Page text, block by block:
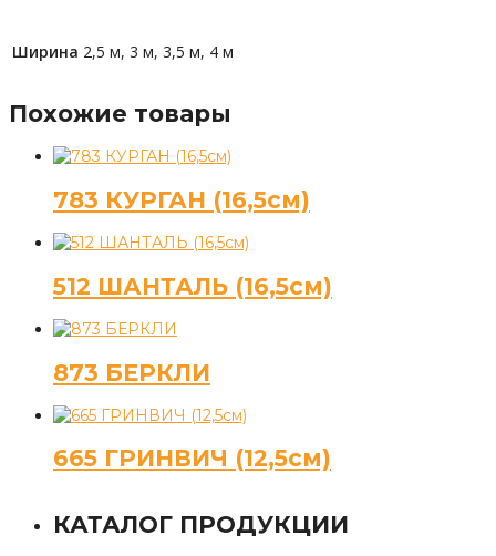
Ширина 2,5 м, 3 м, 3,5 м, 4 м
Похожие товары
783 КУРГАН (16,5см)
512 ШАНТАЛЬ (16,5см)
873 БЕРКЛИ
665 ГРИНВИЧ (12,5см)
КАТАЛОГ ПРОДУКЦИИ